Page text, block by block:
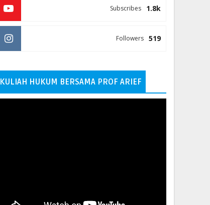
1.8k
Subscribes
519
Followers
KULIAH HUKUM BERSAMA PROF ARIEF